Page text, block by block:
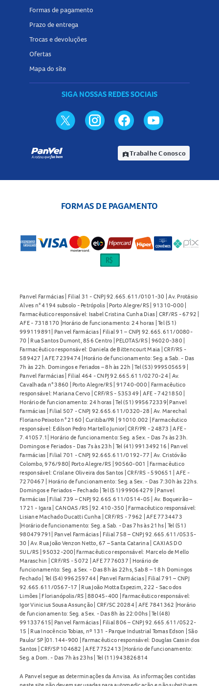
Formas de pagamento
Prazo de entrega
Trocas e devoluções
Ofertas
Mapa do site
SIGA NOSSAS REDES SOCIAIS
assignment_indTrabalhe Conosco
FORMAS DE PAGAMENTO
Panvel Farmácias | Filial 31 - CNPJ 92.665.611/0101-30 | Av. Protásio
Alves n° 4194 subsolo - Petrópolis | Porto Alegre/RS | 91310-000 |
Farmacêutico responsável: Isabel Cristina Cunha Dias | CRF/RS - 6792 |
AFE - 7318170 |Horário de funcionamento: 24 horas | Tel (51)
999119891| Panvel Farmácias | Filial 91 – CNPJ 92.665.611/0080-
70 | Rua Santos Dumont, 856 Centro | PELOTAS/RS | 96020-380 |
Farmacêutico responsável: Daniela de Bittencourt Maia | CRF/RS -
589427 | AFE 7239474 |Horário de funcionamento: Seg. a Sab. - Das
7h às 22h. Domingos e Feriados – 8h às 22h | Tel (53) 999505659 |
Panvel Farmácias | Filial 464 - CNPJ 92.665.611/0270-24 | Av.
Cavalhada n° 3860 | Porto Alegre/RS | 91740-000 | Farmacêutico
responsável: Mariana Cervo | CRF/RS - 535349 | AFE - 7421850 |
Horário de funcionamento: 24 horas | Tel (51) 995672339| Panvel
Farmácias | Filial 507 - CNPJ 92.665.611/0320-28 | Av. Marechal
Floriano Peixoto n° 2160 | Curitiba/PR | 91010.002 | Farmacêutico
responsável: Edilson Pedro Martello Junior| CRF/PR - 24873 | AFE -
7.41057.1| Horário de funcionamento: Seg. a Sex. - Das 7s às 23h.
Domingos e Feriados - Das 7s às 23h | Tel (41) 991349216 | Panvel
Farmácias | Filial 701 - CNPJ 92.665.611/0192-77 | Av. Cristóvão
Colombo, 976/980| Porto Alegre/RS | 90560-001 | Farmacêutico
responsável: Crislane Oliveira dos Santos | CRF/RS - 590651 | AFE -
7270467 | Horário de funcionamento: Seg. a Sex. - Das 7:30h às 22hs.
Domingos e Feriados – Fechado | Tel (51) 999064279 | Panvel
Farmácias | Filial 739 – CNPJ 92.665.611/0514-05 | Av. Boqueirão –
1721 - Igara | CANOAS /RS | 92.410-350 | Farmacêutico responsável:
Lisiane Machado Ducatti Cunha | CRF/RS - 7962 | AFE 7734473
|Horário de funcionamento: Seg. a Sab. - Das 7hs às 21hs | Tel (51)
980479791| Panvel Farmácias | Filial 758 – CNPJ 92.665.611/0535-
30 | Av. Rua João Venzon Netto, 67 – Santa Catarina | CAXIAS DO
SUL/RS | 95032-200| Farmacêutico responsável: Marcelo de Mello
Maraschin | CRF/RS - 5072 | AFE 7776037 | Horário de
funcionamento: Seg. a Sex. - Das 8h às 22hs, Sab 8 – 18 h Domingos
Fechado | Tel (54) 996259744 | Panvel Farmácias | Filial 791 – CNPJ
92.665.611/0567-17 | Rua João Motta Espezim, 222 - Saco dos
Limões | Florianópolis/RS | 88045-400 | Farmacêutico responsável:
Igor Vinicius Sousa Assunção | CRF/SC 20284 | AFE 7841362 |Horário
de funcionamento: Seg. a Sex. - Das 8h às 22:00hs | Tel (48)
991337615| Panvel Farmácias | Filial 806 – CNPJ 92.665.611/0522-
15 | Rua Inocêncio Tobias, nº 131 - Parque Industrial Tomas Edson | São
Paulo/ SP |01.144-900 | Farmacêutico responsável: Douglas Cassin dos
Santos | CRF/SP 104682 | AFE 7752413 |Horário de funcionamento:
Seg. a Dom. - Das 7h às 23hs | Tel (11) 943826814
A Panvel segue as determinações da Anvisa. As informações contidas